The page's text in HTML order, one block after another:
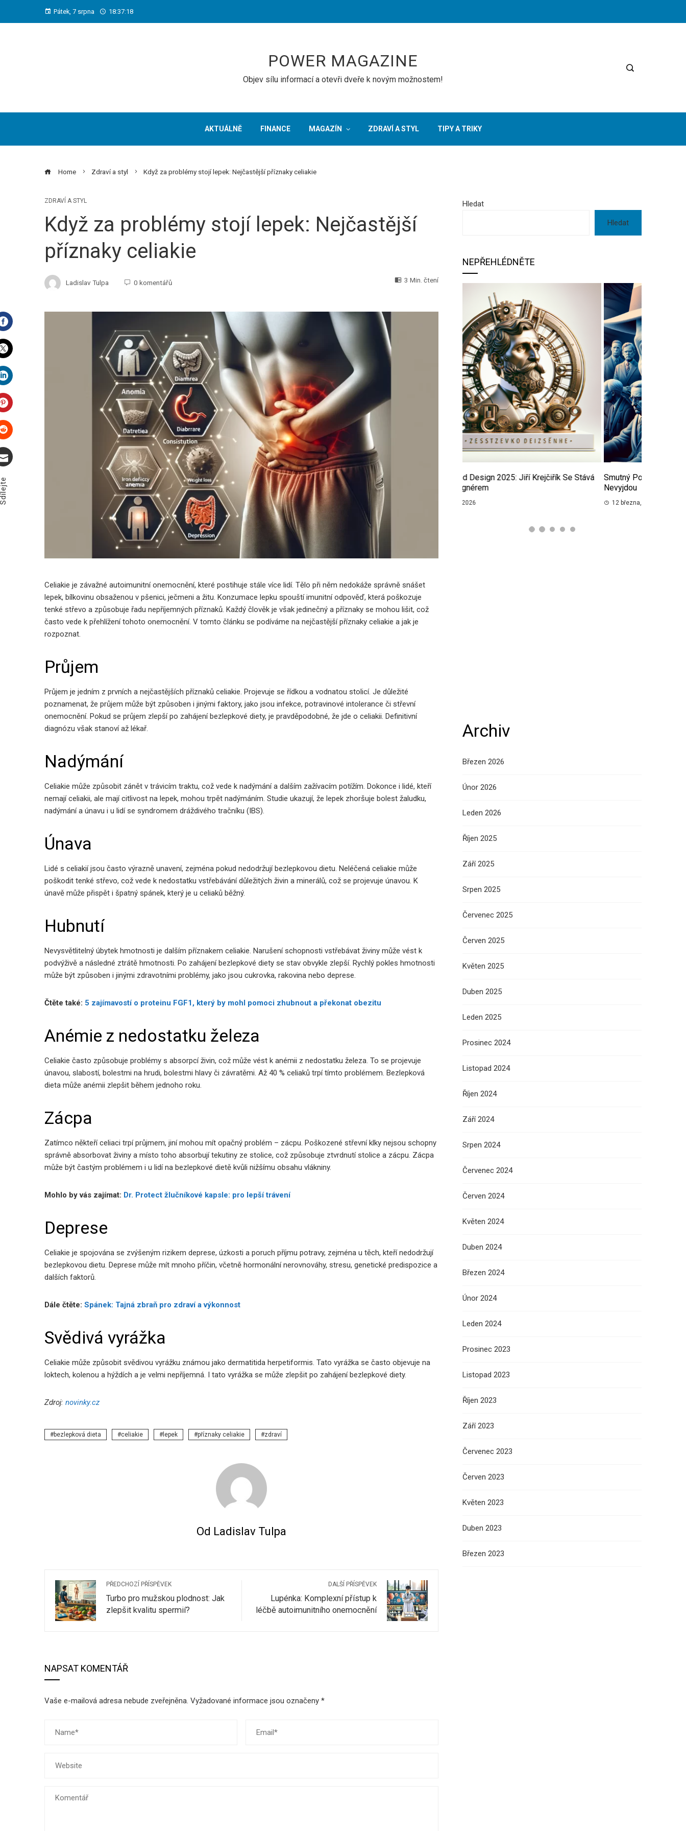
Pátek, 7 srpna 18:37:19
POWER MAGAZINE
Objev sílu informací a otevři dveře k novým možnostem!
AKTUÁLNĚ FINANCE MAGAZÍN ZDRAVÍ A STYL TIPY A TRIKY
Home Zdraví a styl Když za problémy stojí lepek: Nejčastější příznaky celiakie
ZDRAVÍ A STYL
Když za problémy stojí lepek: Nejčastější
příznaky celiakie
Ladislav Tulpa 0 komentářů 3 Min. čtení
Facebook
Twitter
LinkedIn
Pinterest
Stumbleupon
Email
Celiakie je závažné autoimunitní onemocnění, které postihuje stále více lidí. Tělo při něm nedokáže správně snášet
lepek, bílkovinu obsaženou v pšenici, ječmeni a žitu. Konzumace lepku spouští imunitní odpověď, která poškozuje
tenké střevo a způsobuje řadu nepříjemných příznaků. Každý člověk je však jedinečný a příznaky se mohou lišit, což
často vede k přehlížení tohoto onemocnění. V tomto článku se podíváme na nejčastější příznaky celiakie a jak je
rozpoznat.
Průjem
Průjem je jedním z prvních a nejčastějších příznaků celiakie. Projevuje se řídkou a vodnatou stolicí. Je důležité
poznamenat, že průjem může být způsoben i jinými faktory, jako jsou infekce, potravinové intolerance či střevní
onemocnění. Pokud se průjem zlepší po zahájení bezlepkové diety, je pravděpodobné, že jde o celiakii. Definitivní
diagnózu však stanoví až lékař.
Nadýmání
Celiakie může způsobit zánět v trávicím traktu, což vede k nadýmání a dalším zažívacím potížím. Dokonce i lidé, kteří
nemají celiakii, ale mají citlivost na lepek, mohou trpět nadýmáním. Studie ukazují, že lepek zhoršuje bolest žaludku,
nadýmání a únavu i u lidí se syndromem dráždivého tračníku (IBS).
Únava
Lidé s celiakií jsou často výrazně unavení, zejména pokud nedodržují bezlepkovou dietu. Neléčená celiakie může
poškodit tenké střevo, což vede k nedostatku vstřebávání důležitých živin a minerálů, což se projevuje únavou. K
únavě může přispět i špatný spánek, který je u celiaků běžný.
Hubnutí
Nevysvětlitelný úbytek hmotnosti je dalším příznakem celiakie. Narušení schopnosti vstřebávat živiny může vést k
podvýživě a následné ztrátě hmotnosti. Po zahájení bezlepkové diety se stav obvykle zlepší. Rychlý pokles hmotnosti
může být způsoben i jinými zdravotními problémy, jako jsou cukrovka, rakovina nebo deprese.
Čtěte také: 5 zajímavostí o proteinu FGF1, který by mohl pomoci zhubnout a překonat obezitu
Anémie z nedostatku železa
Celiakie často způsobuje problémy s absorpcí živin, což může vést k anémii z nedostatku železa. To se projevuje
únavou, slabostí, bolestmi na hrudi, bolestmi hlavy či závratěmi. Až 40 % celiaků trpí tímto problémem. Bezlepková
dieta může anémii zlepšit během jednoho roku.
Zácpa
Zatímco někteří celiaci trpí průjmem, jiní mohou mít opačný problém – zácpu. Poškozené střevní klky nejsou schopny
správně absorbovat živiny a místo toho absorbují tekutiny ze stolice, což způsobuje ztvrdnutí stolice a zácpu. Zácpa
může být častým problémem i u lidí na bezlepkové dietě kvůli nižšímu obsahu vlákniny.
Mohlo by vás zajímat: Dr. Protect žlučníkové kapsle: pro lepší trávení
Deprese
Celiakie je spojována se zvýšeným rizikem deprese, úzkosti a poruch příjmu potravy, zejména u těch, kteří nedodržují
bezlepkovou dietu. Deprese může mít mnoho příčin, včetně hormonální nerovnováhy, stresu, genetické predispozice a
dalších faktorů.
Dále čtěte: Spánek: Tajná zbraň pro zdraví a výkonnost
Svědivá vyrážka
Celiakie může způsobit svědivou vyrážku známou jako dermatitida herpetiformis. Tato vyrážka se často objevuje na
loktech, kolenou a hýždích a je velmi nepříjemná. I tato vyrážka se může zlepšit po zahájení bezlepkové diety.
Zdroj: novinky.cz
bezlepková dieta celiakie lepek příznaky celiakie zdraví
Od Ladislav Tulpa
PŘEDCHOZÍ PŘÍSPĚVEK
Turbo pro mužskou plodnost: Jak
zlepšit kvalitu spermií?
DALŠÍ PŘÍSPĚVEK
Lupénka: Komplexní přístup k
léčbě autoimunitního onemocnění
NAPSAT KOMENTÁŘ
Vaše e-mailová adresa nebude zveřejněna. Vyžadované informace jsou označeny *
Hledat
Hledat
NEPŘEHLÉDNĚTE
A Investice, Které
Jarní Květiny Na Mezinárodní Den Žen: Prodejci
Potvrzují Oblibu Řezaných Tulipánů
9 března, 2026
Czech Grand Design 2025: Jiří Krejčiřík Se Stává
Grand Designérem
12 března, 2026
Smutný Pohled Na Voliče: Když Volební Sliby
Nevyjdou
12 března, 2026
Archiv
Březen 2026
Únor 2026
Leden 2026
Říjen 2025
Září 2025
Srpen 2025
Červenec 2025
Červen 2025
Květen 2025
Duben 2025
Leden 2025
Prosinec 2024
Listopad 2024
Říjen 2024
Září 2024
Srpen 2024
Červenec 2024
Červen 2024
Květen 2024
Duben 2024
Březen 2024
Únor 2024
Leden 2024
Prosinec 2023
Listopad 2023
Říjen 2023
Září 2023
Červenec 2023
Červen 2023
Květen 2023
Duben 2023
Březen 2023